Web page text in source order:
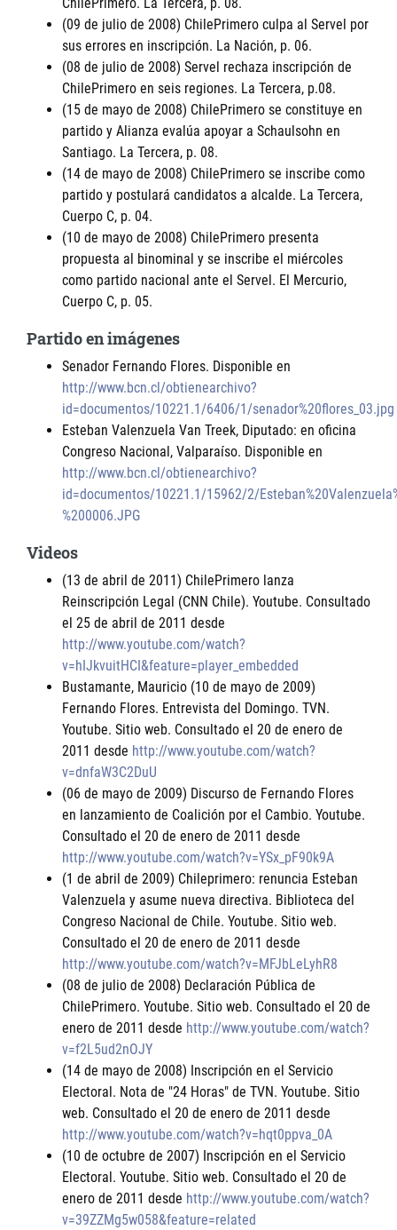
(09 de julio de 2008) ChilePrimero culpa al Servel por
sus errores en inscripción. La Nación, p. 06.
(08 de julio de 2008) Servel rechaza inscripción de
ChilePrimero en seis regiones. La Tercera, p.08.
(15 de mayo de 2008) ChilePrimero se constituye en
partido y Alianza evalúa apoyar a Schaulsohn en
Santiago. La Tercera, p. 08.
(14 de mayo de 2008) ChilePrimero se inscribe como
partido y postulará candidatos a alcalde. La Tercera,
Cuerpo C, p. 04.
(10 de mayo de 2008) ChilePrimero presenta
propuesta al binominal y se inscribe el miércoles
como partido nacional ante el Servel. El Mercurio,
Cuerpo C, p. 05.
Partido en imágenes
Senador Fernando Flores. Disponible en
http://www.bcn.cl/obtienearchivo?
id=documentos/10221.1/6406/1/senador%20flores_03.jpg
Esteban Valenzuela Van Treek, Diputado: en oficina
Congreso Nacional, Valparaíso. Disponible en
http://www.bcn.cl/obtienearchivo?
id=documentos/10221.1/15962/2/
%200006.JPG
Videos
(13 de abril de 2011) ChilePrimero lanza
Reinscripción Legal (CNN Chile). Youtube. Consultado
el 25 de abril de 2011 desde
http://www.youtube.com/watch?
v=hIJkvuitHCI&feature=player_embedded
Bustamante, Mauricio (10 de mayo de 2009)
Fernando Flores. Entrevista del Domingo. TVN.
Youtube. Sitio web. Consultado el 20 de enero de
2011 desde http://www.youtube.com/watch?
v=dnfaW3C2DuU
(06 de mayo de 2009) Discurso de Fernando Flores
en lanzamiento de Coalición por el Cambio. Youtube.
Consultado el 20 de enero de 2011 desde
http://www.youtube.com/watch?v=YSx_pF90k9A
(1 de abril de 2009) Chileprimero: renuncia Esteban
Valenzuela y asume nueva directiva. Biblioteca del
Congreso Nacional de Chile. Youtube. Sitio web.
Consultado el 20 de enero de 2011 desde
http://www.youtube.com/watch?v=MFJbLeLyhR8
(08 de julio de 2008) Declaración Pública de
ChilePrimero. Youtube. Sitio web. Consultado el 20 de
enero de 2011 desde http://www.youtube.com/watch?
v=f2L5ud2nOJY
(14 de mayo de 2008) Inscripción en el Servicio
Electoral. Nota de "24 Horas" de TVN. Youtube. Sitio
web. Consultado el 20 de enero de 2011 desde
http://www.youtube.com/watch?v=hqt0ppva_0A
(10 de octubre de 2007) Inscripción en el Servicio
Electoral. Youtube. Sitio web. Consultado el 20 de
enero de 2011 desde http://www.youtube.com/watch?
v=39ZZMg5w058&feature=related